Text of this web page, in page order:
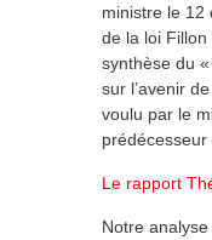
ministre le 12
de la loi
synthèse du
sur l’avenir
voulu par le
prédécesseur
Le rapport
Notre analyse